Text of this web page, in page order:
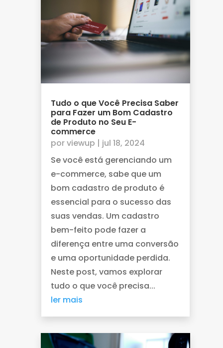
Tudo o que Você Precisa Saber
para Fazer um Bom Cadastro
de Produto no Seu E-
commerce
porviewup | jul 18, 2024
Se você está gerenciando um
e-commerce, sabe que um
bom cadastro de produto é
essencial para o sucesso das
suas vendas. Um cadastro
bem-feito pode fazer a
diferença entre uma conversão
e uma oportunidade perdida.
Neste post, vamos explorar
tudo o que você precisa...
ler mais